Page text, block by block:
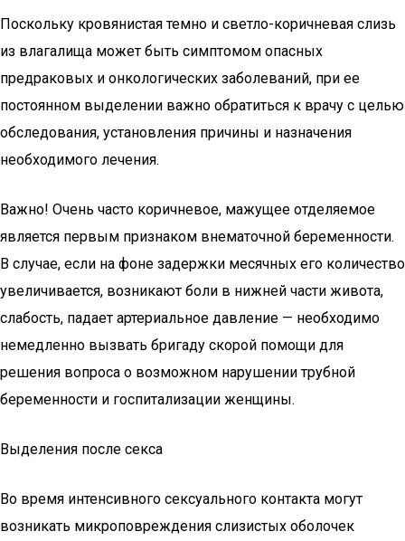
Поскольку кровянистая темно и светло-коричневая слизь
из влагалища может быть симптомом опасных
предраковых и онкологических заболеваний, при ее
постоянном выделении важно обратиться к врачу с целью
обследования, установления причины и назначения
необходимого лечения.
Важно! Очень часто коричневое, мажущее отделяемое
является первым признаком внематочной беременности.
В случае, если на фоне задержки месячных его количество
увеличивается, возникают боли в нижней части живота,
слабость, падает артериальное давление — необходимо
немедленно вызвать бригаду скорой помощи для
решения вопроса о возможном нарушении трубной
беременности и госпитализации женщины.
Выделения после секса
Во время интенсивного сексуального контакта могут
возникать микроповреждения слизистых оболочек